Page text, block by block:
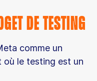
de testing
comme un
où le testing est un